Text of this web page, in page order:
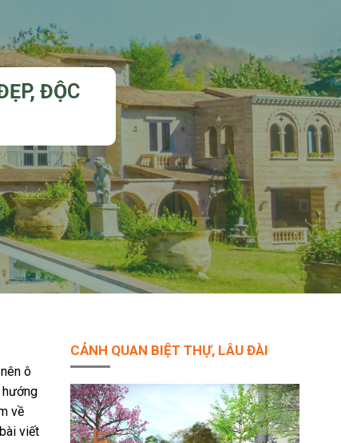
ĐỘC
ô
hướng
về
viết
CẢNH QUAN BIỆT THỰ, LÂU ĐÀI